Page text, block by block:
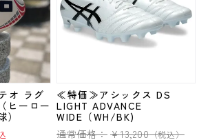
オ ラグ
ヒーロー
≪特価≫アシックス DS
LIGHT ADVANCE
WIDE（WH/BK)
通常価格： ¥13,200（税込）